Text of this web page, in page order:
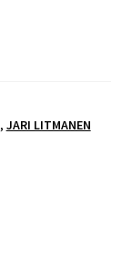
, JARI LITMANEN